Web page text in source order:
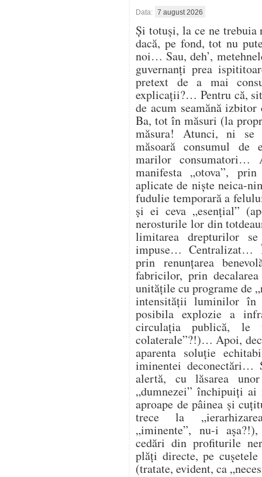
Data: 7 august 2026
Și totuși, la ce ne trebuia
dacă, pe fond, tot nu
noi… Sau, deh’,
guvernanți prea
pretext de a mai
explicații?… Pentru că,
de acum seamănă
Ba, tot în măsuri (la
măsura! Atunci, ni se
măsoară consumul de
marilor consumatori…
manifesta „otova”,
aplicate de niște neica-
fudulie temporară a
și ei ceva „esențial”
nerosturile lor din
limitarea drepturilor
impuse… Centralizat…
prin renunțarea
fabricilor, prin
unitățile cu programe de
intensității luminilor în
posibila explozie a
circulația publică, le
colaterale”?!)… Apoi,
aparenta soluție
iminentei deconectări…
alertă, cu lăsarea
„dumnezei” închipuiți
aproape de pâinea și
trece la
„iminente”, nu-i
cedări din profiturile
plăți directe, pe
(tratate, evident, ca